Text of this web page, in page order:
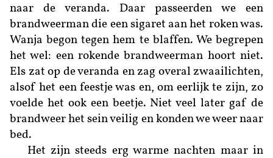
naar de veranda. Daar passeerden we een
brandweerman die een sigaret aan het roken was.
Wanja begon tegen hem te blaffen. We begrepen
het wel: een rokende brandweerman hoort niet.
Els zat op de veranda en zag overal zwaailichten,
alsof het een feestje was en, om eerlijk te zijn, zo
voelde het ook een beetje. Niet veel later gaf de
brandweer het sein veilig en konden we weer naar
bed.
Het zijn steeds erg warme nachten maar in